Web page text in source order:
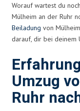
Worauf wartest du
Mülheim an der Ruhr
Beiladung von
darauf, dir bei deinem
Umzug
Ruhr